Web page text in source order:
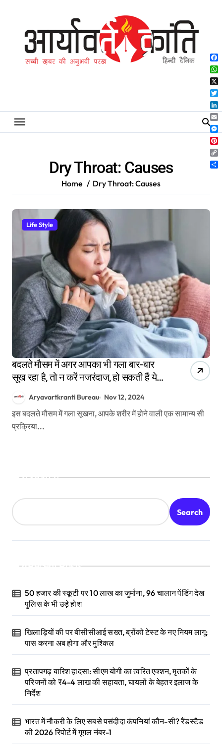
Dry Throat: Causes
Home Dry Throat: Causes
Life Style
बदलते मौसम में अगर आपका भी गला बार-बार
सूख रहा है, तो न करें नजरंदाज, हो सकती हैं ये
Aryavartkranti Bureau Nov 12, 2024
इस बदलते मौसम में गला सूखना, आपके शरीर में होने वाली एक सामान्य सी
प्रक्रिया...
Search
Search
Recent Posts
50 हजार की स्कूटी पर 10 लाख का जुर्माना, 96 चालान पेंडिंग देख
पुलिस के भी उड़े होश
खिलाड़ियों की पर बीसीसीआई सख्त, ब्रोंको टेस्ट के नए नियम लागू;
पास करना अब होगा और मुश्किल
प्रतापगढ़ बारिश हादसा: सीएम योगी का त्वरित एक्शन, मृतकों के
परिजनों को ₹4-4 लाख की सहायता, घायलों के बेहतर इलाज के
निर्देश
भारत में नौकरी के लिए सबसे पसंदीदा कंपनियां कौन-सी? रैंडस्टैड
की 2026 रिपोर्ट में गूगल नंबर-1
X